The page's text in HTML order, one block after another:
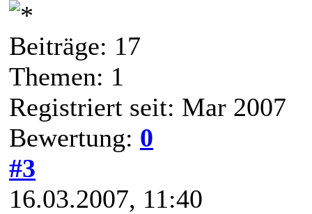
Beiträge: 17
Themen: 1
Registriert seit: Mar 2007
Bewertung: 0
#3
16.03.2007, 11:40